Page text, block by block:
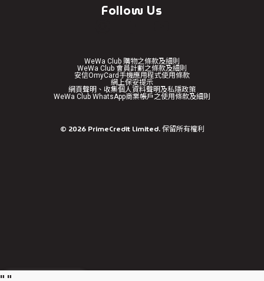
Follow Us
WeWa Club 購物之條款及細則
WeWa Club 會員計劃之條款及細則
安信OmyCard手機應用程式使用條款
網上保安提示
網頁聲明、收集個人資料聲明及私隱政策
WeWa Club WhatsApp商業帳戶之使用條款及細則
© 2026PrimeCredit Limited. 保留所有權利